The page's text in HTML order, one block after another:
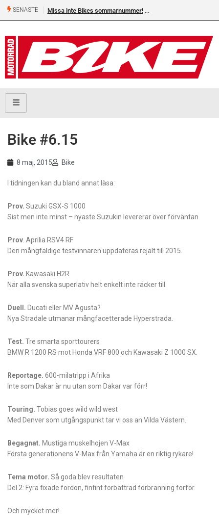
SENASTE Missa inte Bikes sommarnummer!
Bike #6.15
8 maj, 2015 Bike
I tidningen kan du bland annat läsa:
Prov. Suzuki GSX-S 1000
Sist men inte minst – nyaste Suzukin levererar över förväntan.
Prov. Aprilia RSV4 RF
Den mångfaldige testvinnaren uppdateras rejält till 2015.
Prov. Kawasaki H2R
När alla svenska superlativ helt enkelt inte räcker till.
Duell. Ducati eller MV Agusta?
Nya Stradale utmanar mångfacetterade Hyperstrada.
Test. Tre smarta sporttourers
BMW R 1200 RS mot Honda VRF 800 och Kawasaki Z 1000 SX.
Reportage. 600-milatripp i Afrika
Inte som Dakar är nu utan som Dakar var förr!
Touring. Tobias goes wild wild west
Med Denver som utgångspunkt tar vi oss an Vilda Västern.
Begagnat. Mustiga muskelhojen V-Max
Första generationens V-Max från Yamaha är en riktig rykare!
Tema motor. Så goda blev resultaten
Del 2: Fyra fixade fordon, finfint förbättrad förbränning förför.
Och mycket mer!